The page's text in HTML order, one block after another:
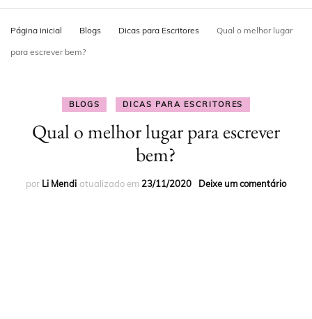
Página inicial Blogs Dicas para Escritores Qual o melhor lugar
para escrever bem?
BLOGS DICAS PARA ESCRITORES
Qual o melhor lugar para escrever
bem?
por Li Mendi atualizado em 23/11/2020 Deixe um comentário